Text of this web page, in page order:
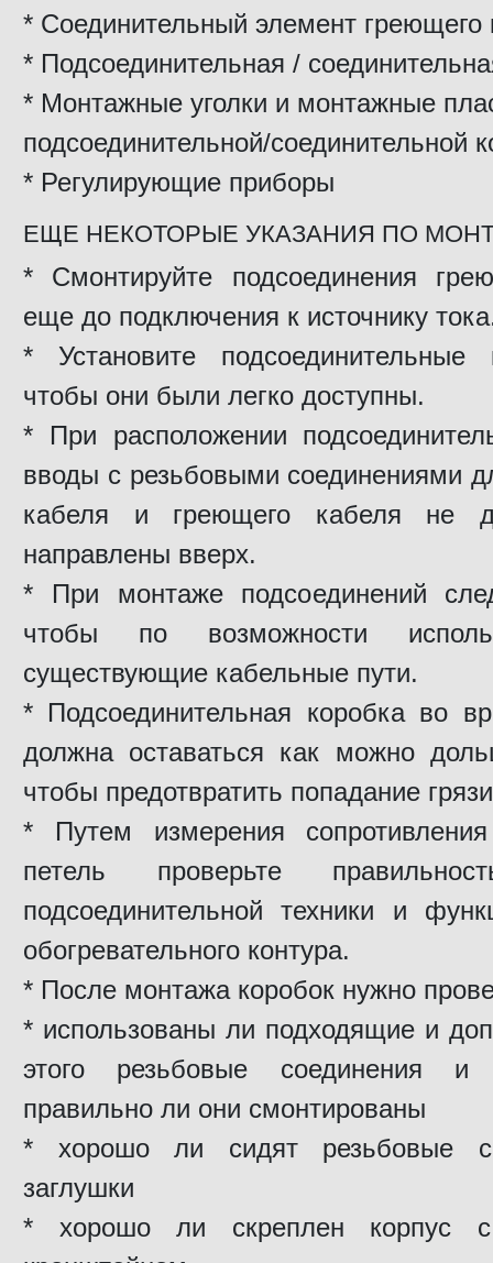
* Соединительный элемент греющего
* Подсоединительная /
* Монтажные уголки и монтажные
подсоединительной/соединительной
* Регулирующие приборы
ЕЩЕ НЕКОТОРЫЕ УКАЗАНИЯ ПО
* Смонтируйте подсоединения
еще до подключения к источнику
* Установите подсоединительные
чтобы они были легко доступны.
* При расположении
вводы с резьбовыми соединениями
кабеля и греющего кабеля не
направлены вверх.
* При монтаже подсоединений
чтобы по возможности
существующие кабельные пути.
* Подсоединительная коробка во
должна оставаться как можно
чтобы предотвратить попадание
* Путем измерения
петель проверьте
подсоединительной техники и
обогревательного контура.
* После монтажа коробок нужно
* использованы ли подходящие и
этого резьбовые соединения
правильно ли они смонтированы
* хорошо ли сидят резьбовые
заглушки
* хорошо ли скреплен корпус